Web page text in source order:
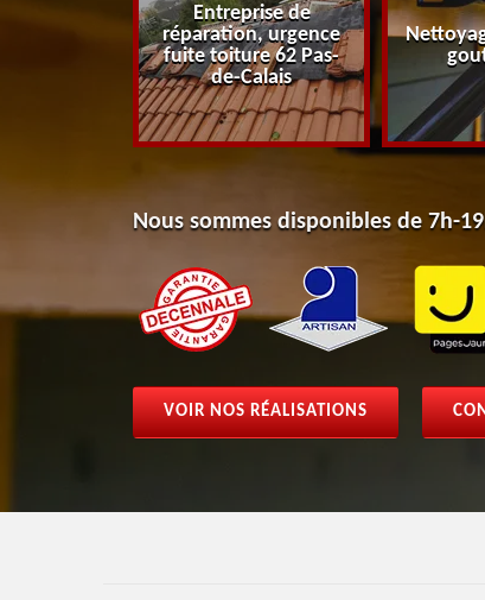
Entreprise de
réparation, urgence
fuite toiture 62 Pas-
de-Calais
Nous sommes disponibles de 7h-
VOIR NOS RÉALISATIONS